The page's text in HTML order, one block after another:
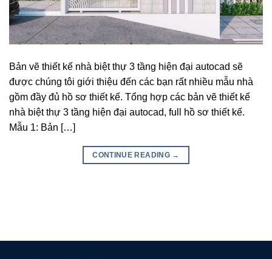
Bản vẽ thiết kế nhà biệt thự 3 tầng hiện đại autocad sẽ
được chúng tôi giới thiệu đến các bạn rất nhiều mẫu nhà
gồm đầy đủ hồ sơ thiết kế. Tổng hợp các bản vẽ thiết kế
nhà biệt thự 3 tầng hiện đại autocad, full hồ sơ thiết kế.
Mẫu 1: Bản […]
CONTINUE READING →